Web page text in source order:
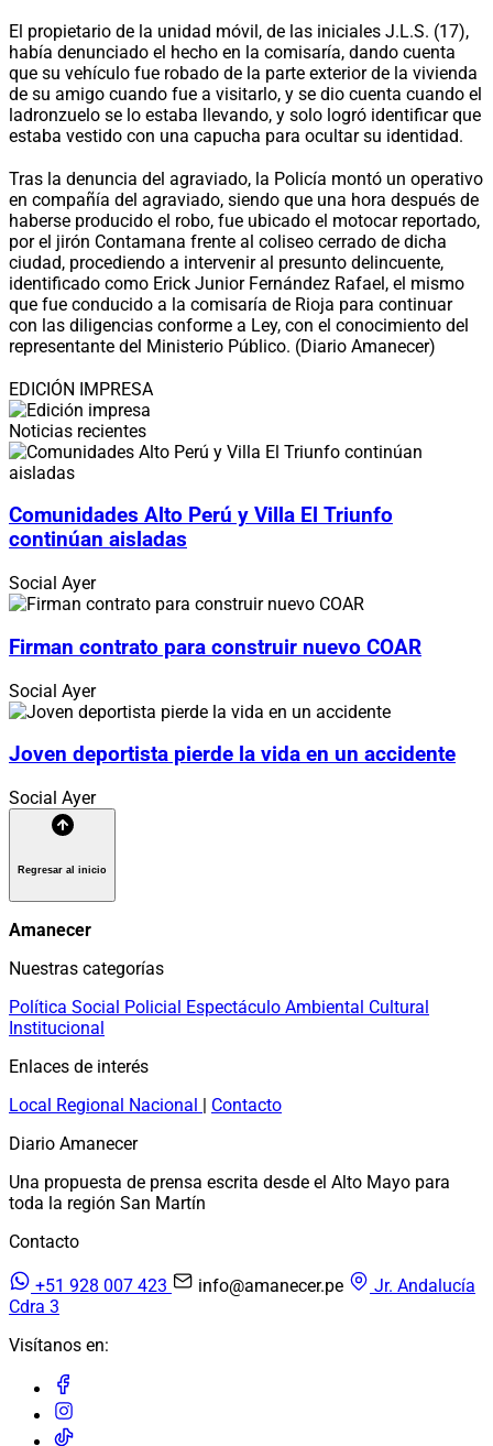
El propietario de la unidad móvil, de las iniciales J.L.S. (17),
había denunciado el hecho en la comisaría, dando cuenta
que su vehículo fue robado de la parte exterior de la vivienda
de su amigo cuando fue a visitarlo, y se dio cuenta cuando el
ladronzuelo se lo estaba llevando, y solo logró identificar que
estaba vestido con una capucha para ocultar su identidad.
Tras la denuncia del agraviado, la Policía montó un operativo
en compañía del agraviado, siendo que una hora después de
haberse producido el robo, fue ubicado el motocar reportado,
por el jirón Contamana frente al coliseo cerrado de dicha
ciudad, procediendo a intervenir al presunto delincuente,
identificado como Erick Junior Fernández Rafael, el mismo
que fue conducido a la comisaría de Rioja para continuar
con las diligencias conforme a Ley, con el conocimiento del
representante del Ministerio Público. (Diario Amanecer)
EDICIÓN IMPRESA
Noticias recientes
Comunidades Alto Perú y Villa El Triunfo
continúan aisladas
Social Ayer
Firman contrato para construir nuevo COAR
Social Ayer
Joven deportista pierde la vida en un accidente
Social Ayer
Regresar al inicio
Amanecer
Nuestras categorías
Política Social Policial Espectáculo Ambiental Cultural
Institucional
Enlaces de interés
Local Regional Nacional | Contacto
Diario Amanecer
Una propuesta de prensa escrita desde el Alto Mayo para
toda la región San Martín
Contacto
+51 928 007 423 info@amanecer.pe
Jr. Andalucía
Cdra 3
Visítanos en: